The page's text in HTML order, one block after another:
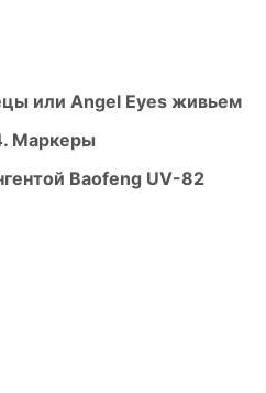
или Angel Eyes живьем
Маркеры
Baofeng UV-82